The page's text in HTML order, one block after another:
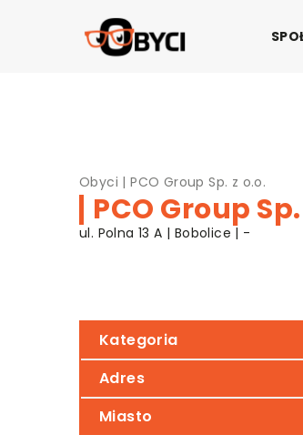
Obyci |PCO Group Sp. z o.o.
PCO Group
ul. Polna 13 A | Bobolice | -
Kategoria
Adres
Miasto